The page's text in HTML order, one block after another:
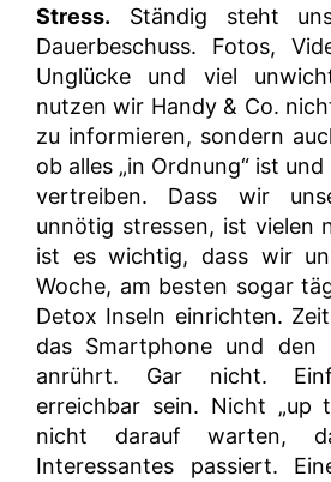
Stress. Ständig steht
Dauerbeschuss. Fotos,
Unglücke und viel
nutzen wir Handy & Co.
zu informieren, sondern
ob alles „in Ordnung“ ist
vertreiben. Dass wir
unnötig stressen, ist vielen
ist es wichtig, dass wir
Woche, am besten sogar
Detox Inseln einrichten.
das Smartphone und den
anrührt. Gar nicht.
erreichbar sein. Nicht „up
nicht darauf warten,
Interessantes passiert.